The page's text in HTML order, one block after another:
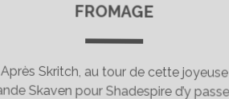
FROMAGE
Après Skritch, au tour de cette joyeuse
bande Skaven pour Shadespire d’y passer !